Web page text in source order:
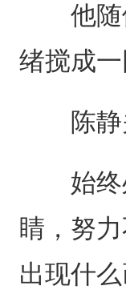
他随便
绪搅成
陈静关
始终处
睛，努
出现什